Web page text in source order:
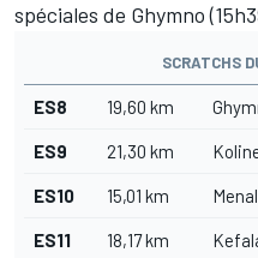
spéciales de Ghymno
SCRATCHS
ES8 19,60 km
ES9 21,30 km
ES10 15,01 km
ES11 18,17 km